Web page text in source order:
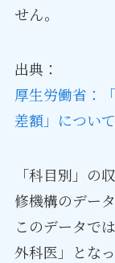
せん。
出典：
厚生労働省：
差額」について
「科目別」の
修機構のデー
このデータで
外科医」とな